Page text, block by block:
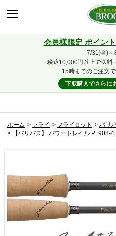
会員様限定 ポイン
7/31(金)～
税込10,000円以上で送料
15時までのご注文
下取購入でさらに
ホーム > フライ > フライロッド > バリ
>
【バリバス】 パワートレイル PT908-4